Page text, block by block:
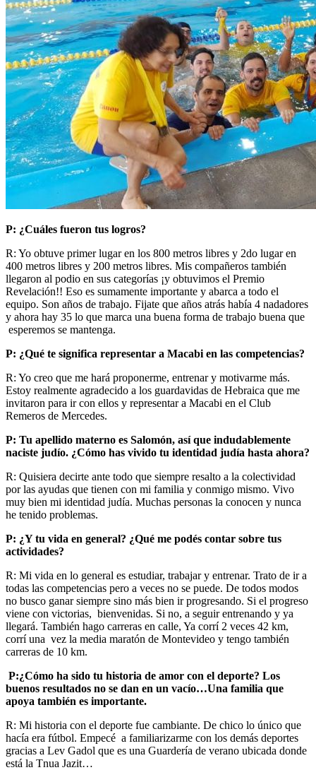
P: ¿Cuáles fueron tus logros?
R: Yo obtuve primer lugar en los 800 metros libres y 2do lugar en
400 metros libres y 200 metros libres. Mis compañeros también
llegaron al podio en sus categorías ¡y obtuvimos el Premio
Revelación!! Eso es sumamente importante y abarca a todo el
equipo. Son años de trabajo. Fijate que años atrás había 4 nadadores
y ahora hay 35 lo que marca una buena forma de trabajo buena que
esperemos se mantenga.
P: ¿Qué te significa representar a Macabi en las competencias?
R: Yo creo que me hará proponerme, entrenar y motivarme más.
Estoy realmente agradecido a los guardavidas de Hebraica que me
invitaron para ir con ellos y representar a Macabi en el Club
Remeros de Mercedes.
P: Tu apellido materno es Salomón, así que indudablemente
naciste judío. ¿Cómo has vivido tu identidad judía hasta ahora?
R: Quisiera decirte ante todo que siempre resalto a la colectividad
por las ayudas que tienen con mi familia y conmigo mismo. Vivo
muy bien mi identidad judía. Muchas personas la conocen y nunca
he tenido problemas.
P: ¿Y tu vida en general? ¿Qué me podés contar sobre tus
actividades?
R: Mi vida en lo general es estudiar, trabajar y entrenar. Trato de ir a
todas las competencias pero a veces no se puede. De todos modos
no busco ganar siempre sino más bien ir progresando. Si el progreso
viene con victorias, bienvenidas. Si no, a seguir entrenando y ya
llegará. También hago carreras en calle, Ya corrí 2 veces 42 km,
corrí una vez la media maratón de Montevideo y tengo también
carreras de 10 km.
P:¿Cómo ha sido tu historia de amor con el deporte? Los
buenos resultados no se dan en un vacío…Una familia que
apoya también es importante.
R: Mi historia con el deporte fue cambiante. De chico lo único que
hacía era fútbol. Empecé a familiarizarme con los demás deportes
gracias a Lev Gadol que es una Guardería de verano ubicada donde
está la Tnua Jazit…